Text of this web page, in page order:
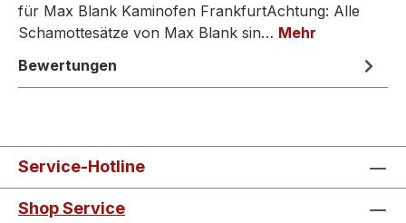
für Max Blank Kaminofen FrankfurtAchtung: Alle
Schamottesätze von Max Blank sin… Mehr
Bewertungen
Service-Hotline
Shop Service